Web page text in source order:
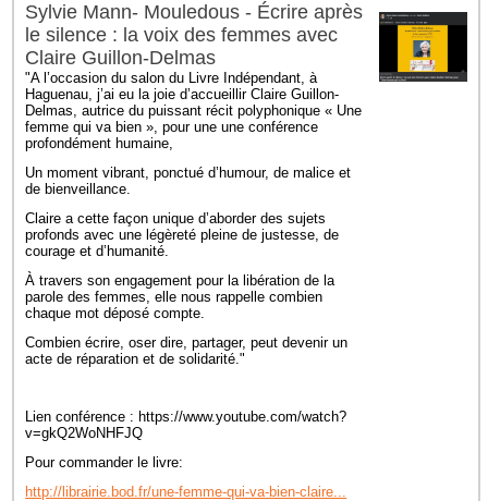
Sylvie Mann- Mouledous - Écrire après
le silence : la voix des femmes avec
Claire Guillon-Delmas
"A l’occasion du salon du Livre Indépendant, à
Haguenau, j’ai eu la joie d’accueillir Claire Guillon-
Delmas, autrice du puissant récit polyphonique « Une
femme qui va bien », pour une une conférence
profondément humaine,
Un moment vibrant, ponctué d’humour, de malice et
de bienveillance.
Claire a cette façon unique d’aborder des sujets
profonds avec une légèreté pleine de justesse, de
courage et d’humanité.
À travers son engagement pour la libération de la
parole des femmes, elle nous rappelle combien
chaque mot déposé compte.
Combien écrire, oser dire, partager, peut devenir un
acte de réparation et de solidarité."
Lien conférence : https://www.youtube.com/watch?
v=gkQ2WoNHFJQ
Pour commander le livre:
http://librairie.bod.fr/une-femme-qui-va-bien-claire...